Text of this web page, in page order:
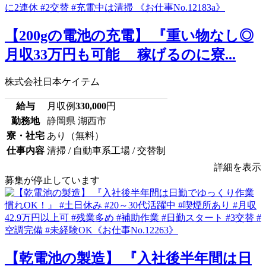
【200gの電池の充電】 『重い物なし◎
月収33万円も可能 稼げるのに寮...
株式会社日本ケイテム
給与 月収例330,000円
勤務地
静岡県 湖西市
寮・社宅 あり（無料）
仕事内容 清掃 / 自動車系工場 / 交替制
詳細を表示
募集が停止しています
【乾電池の製造】 『入社後半年間は日